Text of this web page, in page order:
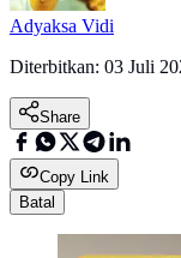
Adyaksa Vidi
Diterbitkan: 03 Juli
Share
Copy Link
Batal